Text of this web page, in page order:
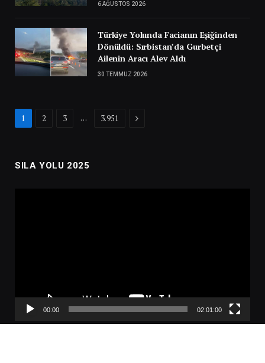
6 AĞUSTOS 2026
Türkiye Yolunda Facianın Eşiğinden
Dönüldü: Sırbistan’da Gurbetçi
Ailenin Aracı Alev Aldı
30 TEMMUZ 2026
1 2 3 … 3.951 Next
SILA YOLU 2025
00:00 02:01:00